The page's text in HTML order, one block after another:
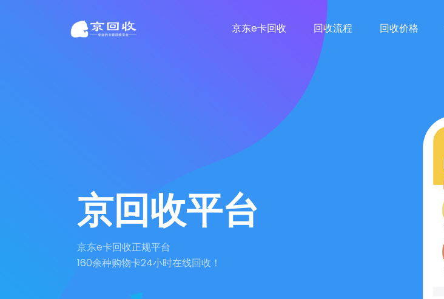
京东e卡回收 回收流程 回收价格
京回收平台
京东e卡回收正规平台
160余种购物卡24小时在线回收！